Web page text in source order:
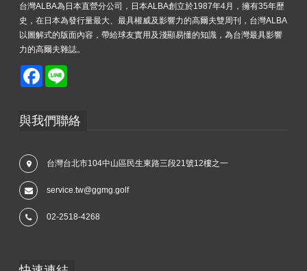
台灣ALBA為日本直營分公司，日本ALBA創立於1987年4月，擁有35年歷
史，在日本為發行量最大、最具權威及影響力的高爾夫雙周刊，台灣ALBA
以圖解式的版面內容，帶給球友實用及淺顯易懂的知識，為台灣最具影響
力的高爾夫雜誌。
Facebook
與我們聯絡
台灣台北市104中山區民生東路三段21號12樓之一
service.tw@ggmg.golf
02-2518-4268